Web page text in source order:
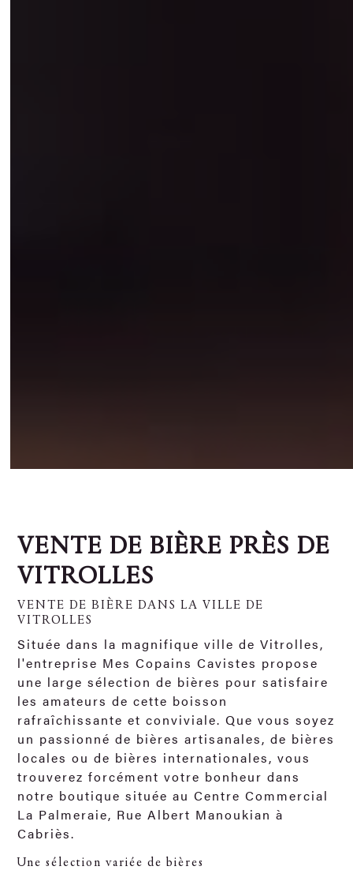
VENTE DE BIÈRE PRÈS DE
VITROLLES
VENTE DE BIÈRE DANS LA VILLE DE
VITROLLES
Située dans la magnifique ville de Vitrolles,
l'entreprise Mes Copains Cavistes propose
une large sélection de bières pour satisfaire
les amateurs de cette boisson
rafraîchissante et conviviale. Que vous soyez
un passionné de bières artisanales, de bières
locales ou de bières internationales, vous
trouverez forcément votre bonheur dans
notre boutique située au Centre Commercial
La Palmeraie, Rue Albert Manoukian à
Cabriès.
Une sélection variée de bières